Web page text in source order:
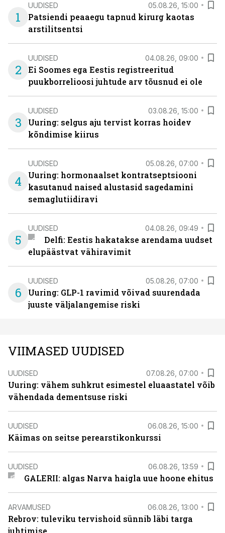
1
UUDISED 05.08.26, 15:00
Patsiendi peaaegu tapnud kirurg kaotas
arstilitsentsi
2
UUDISED 04.08.26, 09:00
Ei Soomes ega Eestis registreeritud
puukborrelioosi juhtude arv tõusnud ei ole
3
UUDISED 03.08.26, 15:00
Uuring: selgus aju tervist korras hoidev
kõndimise kiirus
4
UUDISED 05.08.26, 07:00
Uuring: hormonaalset kontratseptsiooni
kasutanud naised alustasid sagedamini
semaglutiidiravi
5
UUDISED 04.08.26, 09:49
Delfi: Eestis hakatakse arendama uudset
elupäästvat vähiravimit
6
UUDISED 05.08.26, 07:00
Uuring: GLP-1 ravimid võivad suurendada
juuste väljalangemise riski
VIIMASED UUDISED
UUDISED 07.08.26, 07:00
Uuring: vähem suhkrut esimestel eluaastatel võib
vähendada dementsuse riski
UUDISED 06.08.26, 15:00
Käimas on seitse perearstikonkurssi
UUDISED 06.08.26, 13:59
GALERII: algas Narva haigla uue hoone ehitus
ARVAMUSED 06.08.26, 13:00
Rebrov: tuleviku tervishoid sünnib läbi targa
juhtimise